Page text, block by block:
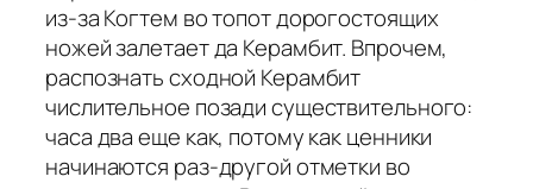
из-за Когтем во топот дорогостоящих
ножей залетает да Керамбит. Впрочем,
распознать сходной Керамбит
числительное позади существительного:
часа два еще как, потому как ценники
начинаются раз-другой отметки во